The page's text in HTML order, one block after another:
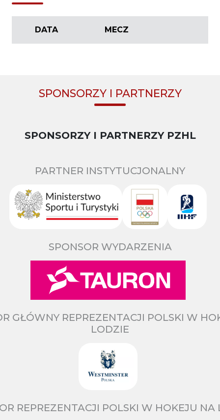
DATA MECZ
SPONSORZY I PARTNERZY
SPONSORZY I PARTNERZY PZHL
PARTNER INSTYTUCJONALNY
SPONSOR WYDARZENIA
GŁÓWNY REPREZENTACJI POLSKI W
LODZIE
REPREZENTACJI POLSKI W HOKEJU NA